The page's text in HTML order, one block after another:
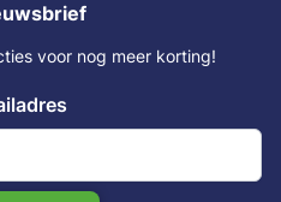
voor nog meer korting!